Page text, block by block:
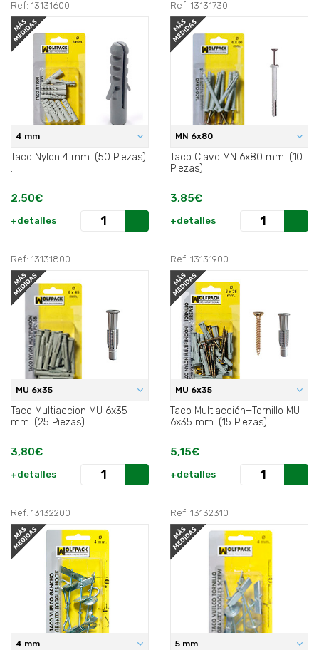
Ref: 13131600
4 mm
Taco Nylon 4 mm. (50 Piezas)
.
2,50€
+detalles
Ref: 13131730
MN 6x80
Taco Clavo MN 6x80 mm. (10
Piezas).
3,85€
+detalles
Ref: 13131800
MU 6x35
Taco Multiaccion MU 6x35
mm. (25 Piezas).
3,80€
+detalles
Ref: 13131900
MU 6x35
Taco Multiacción+Tornillo MU
6x35 mm. (15 Piezas).
5,15€
+detalles
Ref: 13132200
4 mm
Ref: 13132310
5 mm